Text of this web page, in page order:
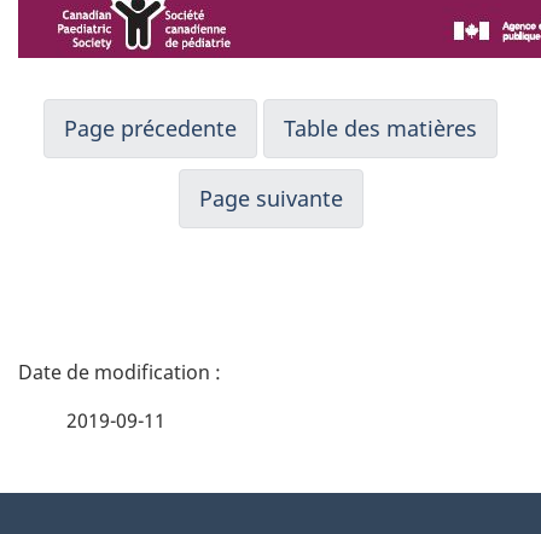
Page précedente Table des matières
Page suivante
D
2019-09-11